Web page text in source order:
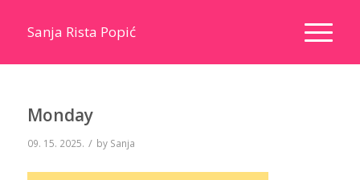
Sanja Rista Popić
Monday
09. 15. 2025. / by Sanja